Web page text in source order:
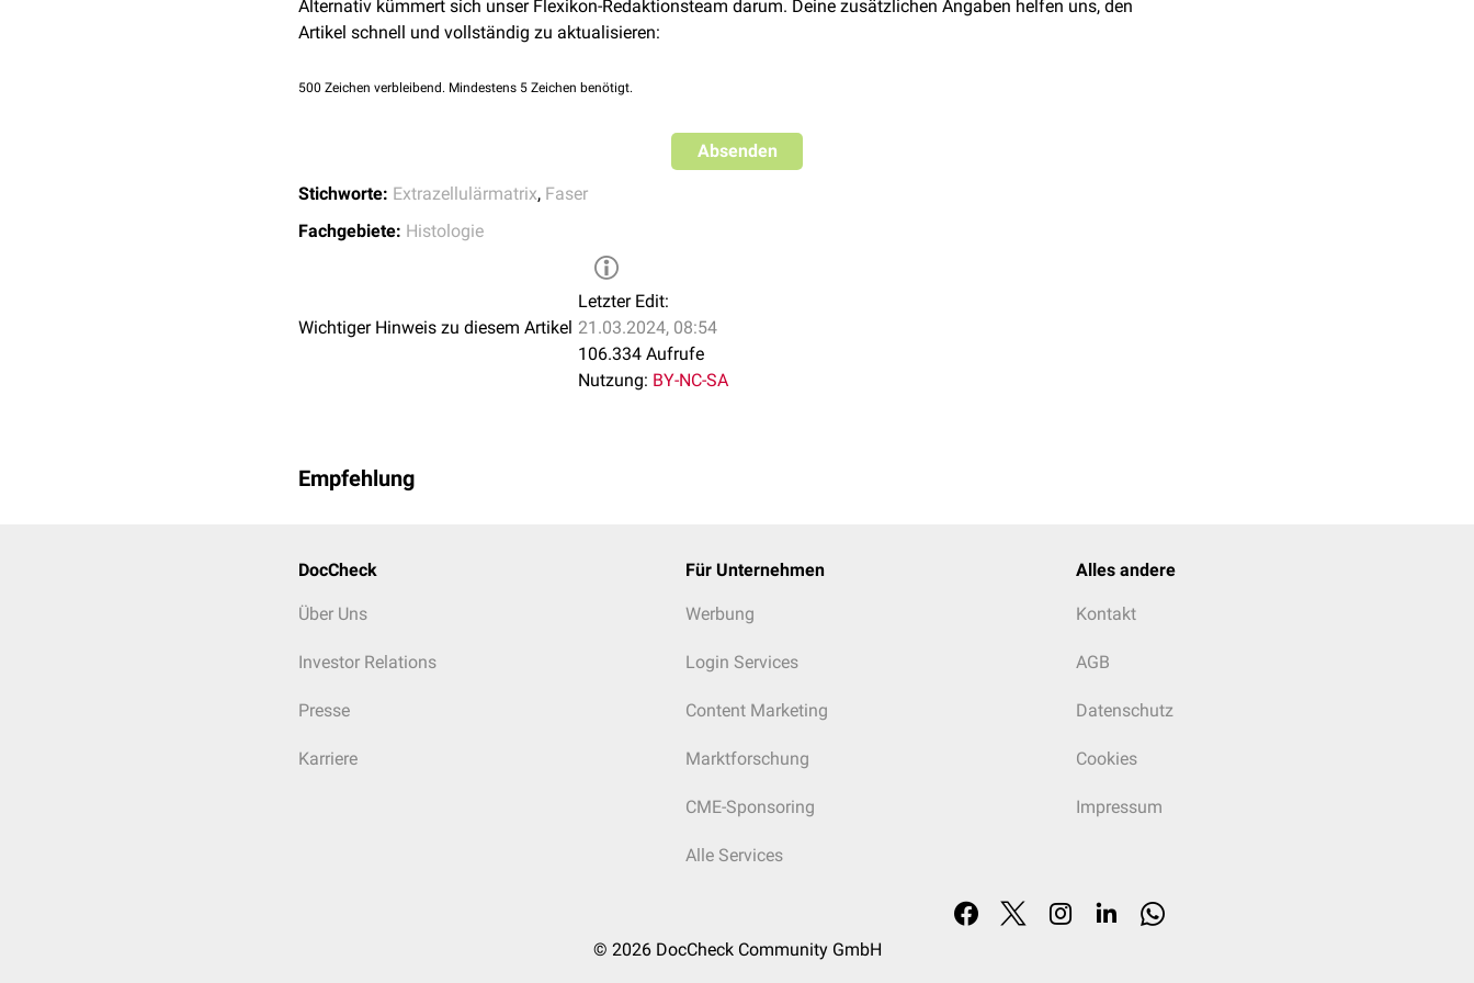
Alternativ kümmert sich unser Flexikon-Redaktionsteam darum. Deine zusätzlichen Angaben helfen uns, den
Artikel schnell und vollständig zu aktualisieren:
500 Zeichen verbleibend. Mindestens 5 Zeichen benötigt.
Absenden
Stichworte: Extrazellulärmatrix, Faser
Fachgebiete: Histologie
Wichtiger Hinweis zu diesem Artikel
Letzter Edit:
21.03.2024, 08:54
106.334 Aufrufe
Nutzung: BY-NC-SA
Empfehlung
DocCheck
Über Uns
Investor Relations
Presse
Karriere
Für Unternehmen
Werbung
Login Services
Content Marketing
Marktforschung
CME-Sponsoring
Alle Services
Alles andere
Kontakt
AGB
Datenschutz
Cookies
Impressum
© 2026 DocCheck Community GmbH